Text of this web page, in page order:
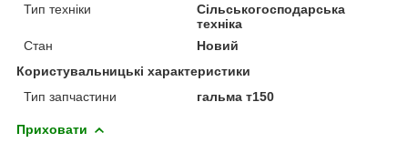
Тип техніки
Сільськогосподарська
техніка
Стан
Новий
Користувальницькі характеристики
Тип запчастини
гальма т150
Приховати